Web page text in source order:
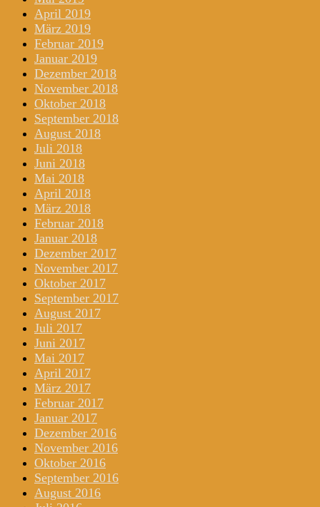
April 2019
März 2019
Februar 2019
Januar 2019
Dezember 2018
November 2018
Oktober 2018
September 2018
August 2018
Juli 2018
Juni 2018
Mai 2018
April 2018
März 2018
Februar 2018
Januar 2018
Dezember 2017
November 2017
Oktober 2017
September 2017
August 2017
Juli 2017
Juni 2017
Mai 2017
April 2017
März 2017
Februar 2017
Januar 2017
Dezember 2016
November 2016
Oktober 2016
September 2016
August 2016